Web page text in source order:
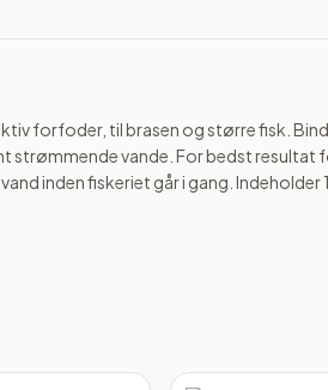
forfoder, til brasen og større fisk.
strømmende vande. For bedst resultat
inden fiskeriet går i gang. Indeholder